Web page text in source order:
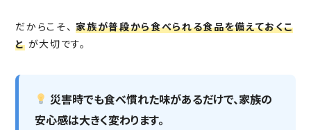
だからこそ、家族が普段から食べられる食品を備えておくこ
と が大切です。
災害時でも食べ慣れた味があるだけで、家族の
安心感は大きく変わります。